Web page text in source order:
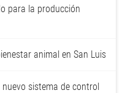
para la producción
animal en San Luis
sistema de control